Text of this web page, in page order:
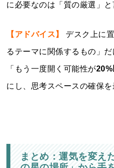
に必要なのは「質の厳選」と
【アドバイス】 デスク上に
るテーマに関係するもの」
「もう一度開く可能性が
にし、思考スペースの確保を
まとめ：運気を変え